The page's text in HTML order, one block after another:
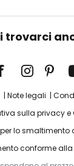
trovarci
Note legali
sulla privacy e
lo smaltimento
conforme alla